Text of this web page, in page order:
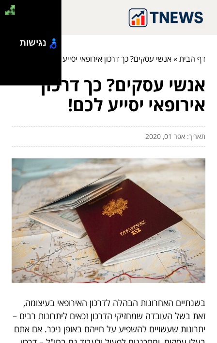
דף הבית»אנשי עסקים? כך דרכון אירופאי יסייע לכם!
אנשי עסקים? כך דרכון
אירופאי יסייע לכם!
תאריך: אפר 01, 2020
בשנתיים האחרונות הבהלה לדרכון האירופאי בעיצומה,
זאת בשל העובדה שמחזיקי הדרכון זכאים ליתרונות רבים –
יתרונות שעשויים להשפיע על חייהם באופן ניכר. אם אתם
נגישות